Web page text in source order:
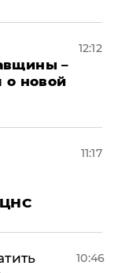
–
о новой
12:12
ЦНС
11:17
10:46